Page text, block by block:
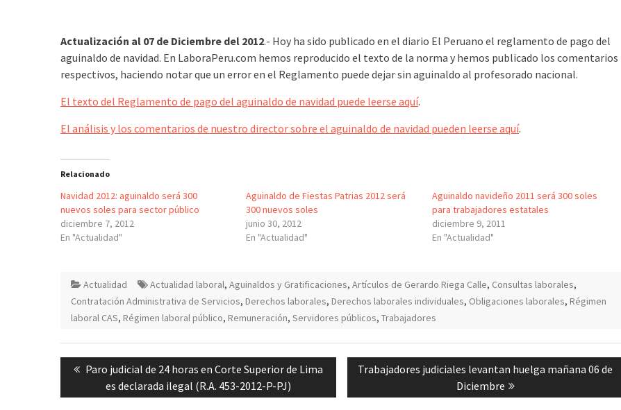
Actualización al 07 de Diciembre del 2012.- Hoy ha sido publicado en el diario El Peruano el reglamento de pago del
aguinaldo de navidad. En LaboraPeru.com hemos reproducido el texto de la norma y hemos publicado los comentarios
respectivos, haciendo notar que un error en el Reglamento puede dejar sin aguinaldo al profesorado nacional.
El texto del Reglamento de pago del aguinaldo de navidad puede leerse aquí.
El análisis y los comentarios de nuestro director sobre el aguinaldo de navidad pueden leerse aquí.
Relacionado
Navidad 2012: aguinaldo será 300
nuevos soles para sector público
diciembre 7, 2012
En "Actualidad"
Aguinaldo de Fiestas Patrias 2012 será
300 nuevos soles
junio 30, 2012
En "Actualidad"
Aguinaldo navideño 2011 será 300 soles
para trabajadores estatales
diciembre 9, 2011
En "Actualidad"
Actualidad Actualidad laboral, Aguinaldos y Gratificaciones, Artículos de Gerardo Riega Calle, Consultas laborales,
Contratación Administrativa de Servicios, Derechos laborales, Derechos laborales individuales, Obligaciones laborales, Régimen
laboral CAS, Régimen laboral público, Remuneración, Servidores públicos, Trabajadores
Navegación
de
entradas
Previous
post:
Paro judicial de 24 horas en Corte Superior de Lima
es declarada ilegal (R.A. 453-2012-P-PJ)
Next
Trabajadores judiciales levantan huelga mañana 06 de
Diciembre